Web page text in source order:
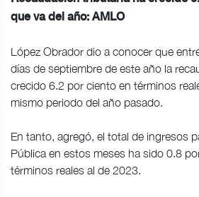
que va del año: AMLO
López Obrador dio a conocer que
días de septiembre de este año la
crecido 6.2 por ciento en términos
mismo periodo del año pasado.
En tanto, agregó, el total de ingresos
Pública en estos meses ha sido 0.8
términos reales al de 2023.